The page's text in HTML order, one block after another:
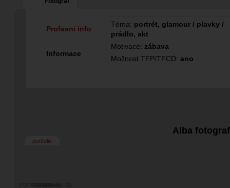
Téma: portrét, glamour / plavky /
prádlo, akt
Motivace: zábava
Možnost TFP/TFCD: ano
Profesní info
Informace
Alba
portfolio